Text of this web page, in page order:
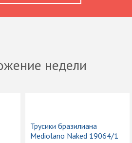
недели
Трусики бразилиана
Mediolano Naked 19064/1